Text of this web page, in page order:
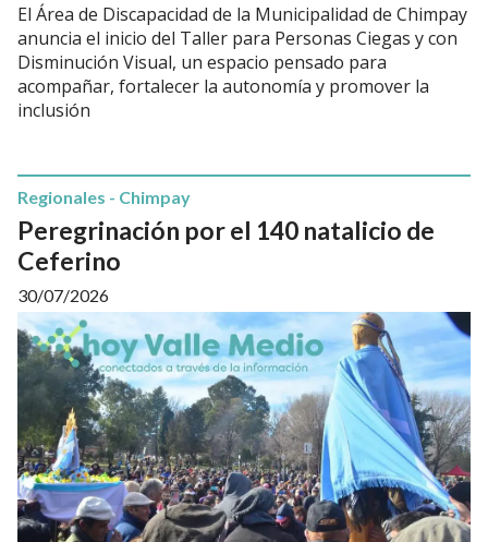
El Área de Discapacidad de la Municipalidad de Chimpay
anuncia el inicio del Taller para Personas Ciegas y con
Disminución Visual, un espacio pensado para
acompañar, fortalecer la autonomía y promover la
inclusión
Peregrinación por el 140 natalicio de
Ceferino
Regionales - Chimpay
30/07/2026